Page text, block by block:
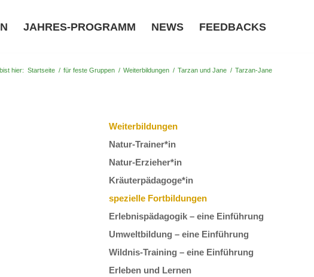
JAHRES-PROGRAMM NEWS FEEDBACKS
hier: Startseite / für feste Gruppen / Weiterbildungen / Tarzan und Jane / Tarzan-Jane
Weiterbildungen
Natur-Trainer*in
Natur-Erzieher*in
Kräuterpädagoge*in
spezielle Fortbildungen
Erlebnispädagogik – eine Einführung
Umweltbildung – eine Einführung
Wildnis-Training – eine Einführung
Erleben und Lernen